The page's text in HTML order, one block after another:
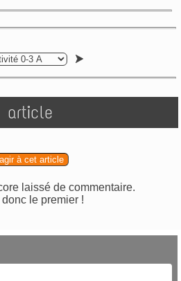
article
à cet article
laissé de commentaire.
le premier !